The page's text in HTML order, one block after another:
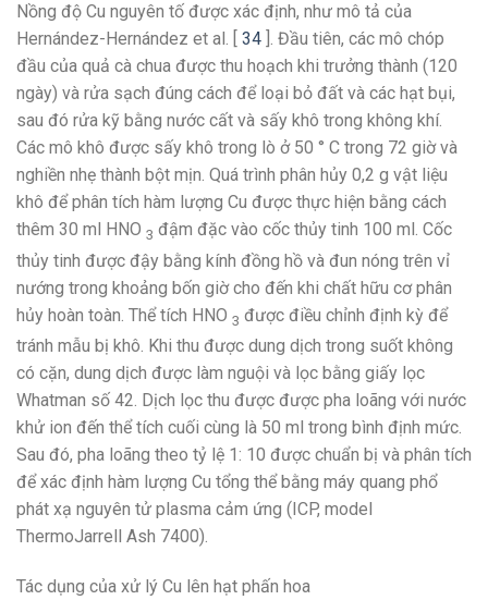
Nồng độ Cu nguyên tố được xác định, như mô tả của
Hernández-Hernández et al. [ 34 ]. Đầu tiên, các mô chóp
đầu của quả cà chua được thu hoạch khi trưởng thành (120
ngày) và rửa sạch đúng cách để loại bỏ đất và các hạt bụi,
sau đó rửa kỹ bằng nước cất và sấy khô trong không khí.
Các mô khô được sấy khô trong lò ở 50 ° C trong 72 giờ và
nghiền nhẹ thành bột mịn. Quá trình phân hủy 0,2 g vật liệu
khô để phân tích hàm lượng Cu được thực hiện bằng cách
thêm 30 ml HNO 3 đậm đặc vào cốc thủy tinh 100 ml. Cốc
thủy tinh được đậy bằng kính đồng hồ và đun nóng trên vỉ
nướng trong khoảng bốn giờ cho đến khi chất hữu cơ phân
hủy hoàn toàn. Thể tích HNO 3 được điều chỉnh định kỳ để
tránh mẫu bị khô. Khi thu được dung dịch trong suốt không
có cặn, dung dịch được làm nguội và lọc bằng giấy lọc
Whatman số 42. Dịch lọc thu được được pha loãng với nước
khử ion đến thể tích cuối cùng là 50 ml trong bình định mức.
Sau đó, pha loãng theo tỷ lệ 1: 10 được chuẩn bị và phân tích
để xác định hàm lượng Cu tổng thể bằng máy quang phổ
phát xạ nguyên tử plasma cảm ứng (ICP, model
ThermoJarrell Ash 7400).
Tác dụng của xử lý Cu lên hạt phấn hoa